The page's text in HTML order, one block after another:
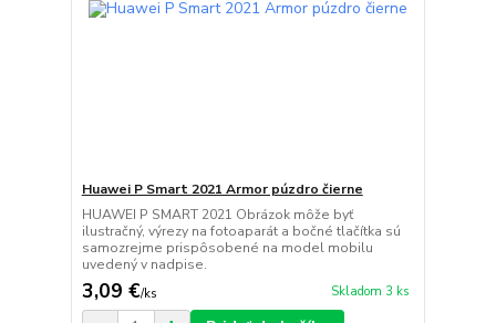
Huawei P Smart 2021 Armor púzdro čierne
HUAWEI P SMART 2021 Obrázok môže byť
ilustračný, výrezy na fotoaparát a bočné tlačítka sú
samozrejme prispôsobené na model mobilu
uvedený v nadpise.
3,09 €/ks Skladom 3 ks